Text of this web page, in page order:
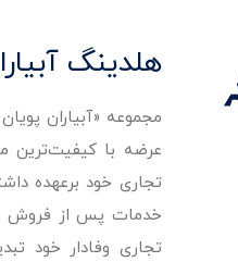
هلدینگ
مجموعه «آبیاران
تجاری خود برعهده
خدمات پس از فروش و
تجاری وفادار خود